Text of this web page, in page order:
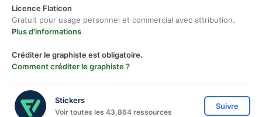
Licence Flaticon
Gratuit pour usage personnel et commercial avec attribution.
Plus d'informations
Créditer le graphiste est obligatoire.
Comment créditer le graphiste ?
Stickers
Voir toutes les 43,864 ressources
Suivre